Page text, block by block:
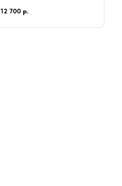
12 700 р.